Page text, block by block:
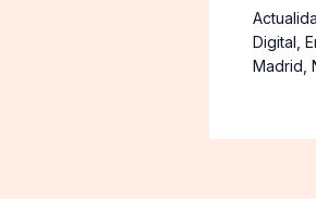
Digital ,
Madrid,